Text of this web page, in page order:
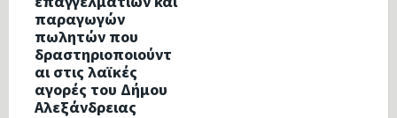
παραγωγών
πωλητών που
δραστηριοποιούντ
αι στις λαϊκές
αγορές του Δήμου
Αλεξάνδρειας